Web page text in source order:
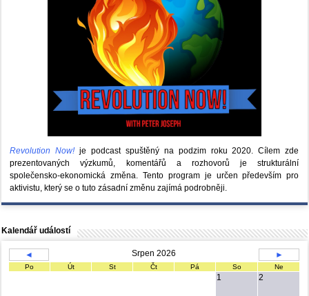
Revolution Now! je podcast spuštěný na podzim roku 2020.Cílem zde
prezentovaných výzkumů, komentářů a rozhovorů je strukturální
společensko-ekonomická změna. Tento program je určen především pro
aktivistu, který se o tuto zásadní změnu zajímá podrobněji.
Kalendář událostí
◄ Srpen 2026 ►
Po Út St Čt Pá So Ne
1 2